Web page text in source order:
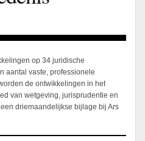
op 34 juridische
aantal vaste, professionele
de ontwikkelingen in het
van wetgeving, jurisprudentie en
driemaandelijkse bijlage bij Ars